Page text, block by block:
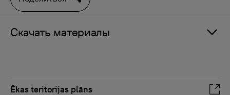
Скачать материалы
Ēkas teritorijas plāns